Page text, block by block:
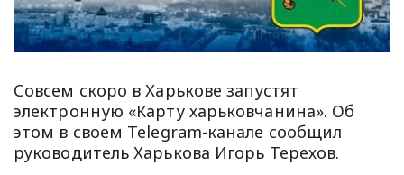
Совсем скоро в Харькове запустят
электронную «Карту харьковчанина». Об
этом в своем Telegram-канале сообщил
руководитель Харькова Игорь Терехов.